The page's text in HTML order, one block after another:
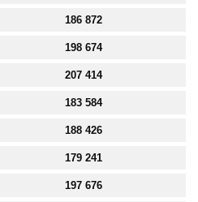
186 872
198 674
207 414
183 584
188 426
179 241
197 676